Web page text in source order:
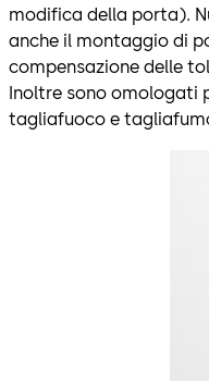
modifica della porta).
anche il montaggio di
compensazione delle
Inoltre sono omologati
tagliafuoco e